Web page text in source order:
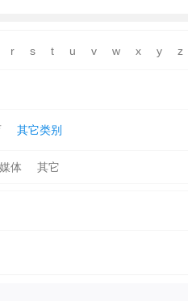
r s t u v w x y z
其它类别
媒体 其它